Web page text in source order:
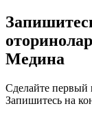
Медина
Сделайте первый
Запишитесь на